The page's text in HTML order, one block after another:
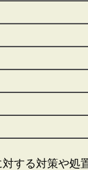
する対策や処